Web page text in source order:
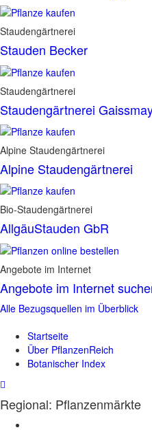
Staudengärtnerei
Stauden Becker
Staudengärtnerei
Staudengärtnerei
Alpine Staudengärtnerei
Alpine Staudengärtnerei
Bio-Staudengärtnerei
AllgäuStauden GbR
Angebote im Internet
Angebote im Internet
Alle Bezugsquellen im Überblick
Startseite
Über PflanzenReich
Botanischer Index
Regional: Pflanzenmärkte